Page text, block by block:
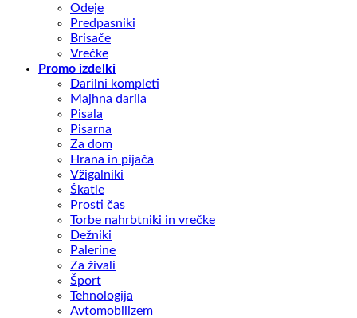
Odeje
Predpasniki
Brisače
Vrečke
Promo izdelki
Darilni kompleti
Majhna darila
Pisala
Pisarna
Za dom
Hrana in pijača
Vžigalniki
Škatle
Prosti čas
Torbe nahrbtniki in vrečke
Dežniki
Palerine
Za živali
Šport
Tehnologija
Avtomobilizem